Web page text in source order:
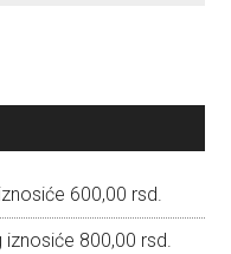
600,00 rsd.
800,00 rsd.